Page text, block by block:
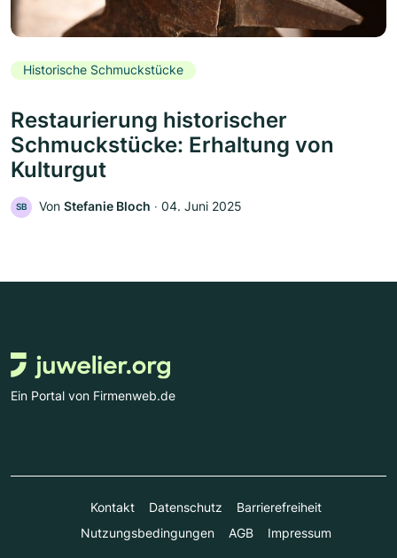
Historische Schmuckstücke
Restaurierung historischer
Schmuckstücke: Erhaltung von
Kulturgut
SB Von Stefanie Bloch ‧ 04. Juni 2025
Ein Portal von Firmenweb.de
Kontakt Datenschutz
Barrierefreiheit
Nutzungsbedingungen
AGB Impressum